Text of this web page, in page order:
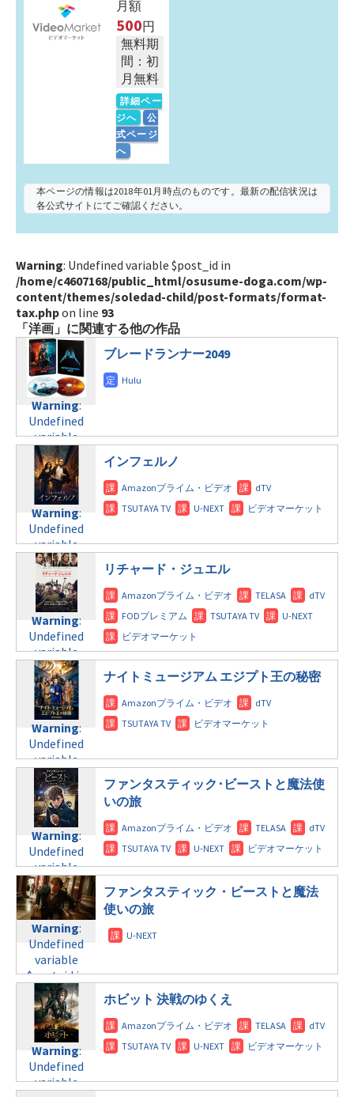
月額
500円
無料期
間：初
月無料
詳細ペー
ジへ
公
式ページ
へ
本ページの情報は2018年01月時点のものです。最新の配信状況は
各公式サイトにてご確認ください。
Warning: Undefined variable $post_id in
/home/c4607168/public_html/osusume-doga.com/wp-
content/themes/soledad-child/post-formats/format-
tax.phpon line 93
「洋画」に関連する他の作品
Warning:
Undefined
variable
$post_id in
/home/c4607168/public_html/osusume-
doga.com/wp-
content/themes/soledad-
child/post-
formats/format-
tax.phpon
line112
Warning
Undefined
variable
$post_id in
/home/c4607168/public_html/osusume-
doga.com/wp-
content/themes/soledad-
child/post-
formats/format-
tax.phpon
line115
ブレードランナー2049
Warning:
Undefined
variable
$post_id in
/home/c4607168/public_html/osusume-
doga.com/wp-
content/themes/soledad-
child/post-
formats/format-
tax.phpon
line112
Warning:
Undefined
variable
$post_id in
/home/c4607168/public_html/osusume-
doga.com/wp-
content/themes/soledad-
child/post-
formats/format-
tax.phpon
line115
インフェルノ
Warning:
Undefined
variable
$post_id in
/home/c4607168/public_html/osusume-
doga.com/wp-
content/themes/soledad-
child/post-
formats/format-
tax.phpon
line112
Warning
Undefined
variable
$post_id in
/home/c4607168/public_html/osusume-
doga.com/wp-
content/themes/soledad-
child/post-
formats/format-
tax.phpon
line115
リチャード・ジュエル
Warning:
Undefined
variable
$post_id in
/home/c4607168/public_html/osusume-
doga.com/wp-
content/themes/soledad-
child/post-
formats/format-
tax.phpon
line112
Warning:
Undefined
variable
$post_id in
/home/c4607168/public_html/osusume-
doga.com/wp-
content/themes/soledad-
child/post-
formats/format-
tax.phpon
line115
ナイトミュージアム エジプト王の秘密
Warning:
Undefined
variable
$post_id in
/home/c4607168/public_html/osusume-
doga.com/wp-
content/themes/soledad-
child/post-
formats/format-
tax.phpon
line112
Warning:
Undefined
variable
$post_id in
/home/c4607168/public_html/osusume-
ファンタスティック･ビーストと魔法使
いの旅
Warning:
Undefined
variable
$post_id in
/home/c4607168/public_html/osusume-
doga.com/wp-
content/themes/soledad-
child/post-
formats/format-
tax.phpon
line112
ファンタスティック・ビーストと魔法
使いの旅
Warning:
Undefined
variable
ホビット 決戦のゆくえ